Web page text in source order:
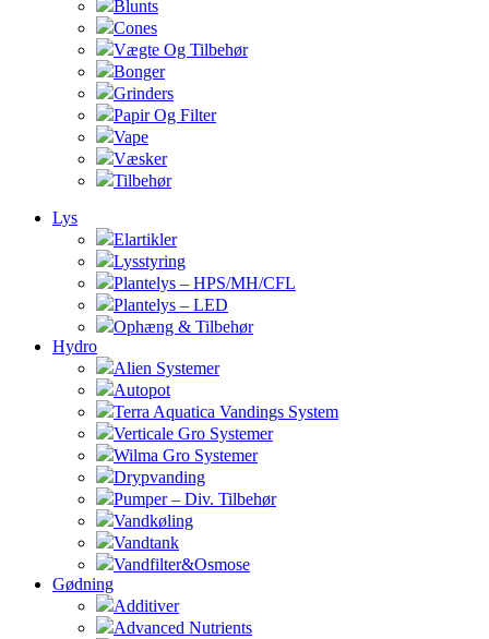
Blunts
Cones
Vægte Og Tilbehør
Bonger
Grinders
Papir Og Filter
Vape
Væsker
Tilbehør
Lys
Elartikler
Lysstyring
Plantelys – HPS/MH/CFL
Plantelys – LED
Ophæng & Tilbehør
Hydro
Alien Systemer
Autopot
Terra Aquatica Vandings System
Verticale Gro Systemer
Wilma Gro Systemer
Drypvanding
Pumper – Div. Tilbehør
Vandkøling
Vandtank
Vandfilter&Osmose
Gødning
Additiver
Advanced Nutrients